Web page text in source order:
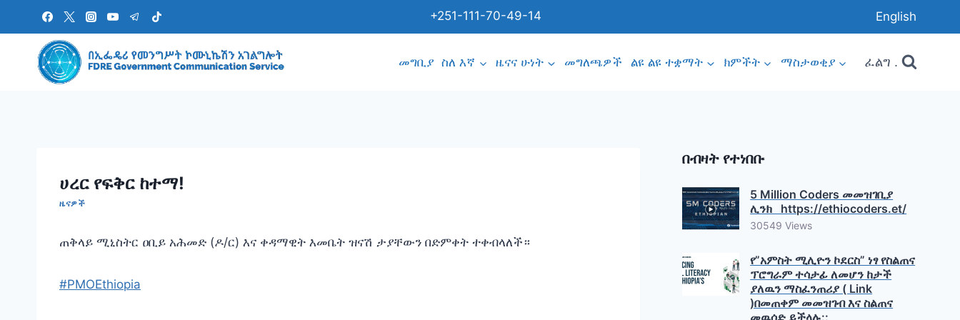
content
+251-111-70-49-14 English
መግቢያ ስለ እኛ ዜናና ሁነት መግለጫዎች ልዩ ልዩ ተቋማት ክምችት ማስታወቂያ ፈልግ .
ሀረር የፍቅር ከተማ!
ዜናዎች
‎ጠቅላይ ሚኒስትር ዐቢይ አሕመድ (ዶ/ር) እና ቀዳማዊት እመቤት ዝናሽ ታያቸውን በድምቀት ተቀብላለች።
#PMOEthiopia
በብዛት የተነበቡ
5 Million Coders መመዝገቢያ
ሊንክ https://ethiocoders.et/
30549 Views
የ”አምስት ሚሊዮን ኮደርስ” ነፃ የስልጠና
ፕሮግራም ተሳታፊ ለመሆን ከታች
ያለዉን ማስፈንጠሪያ ( Link
)በመጠቀም መመዝገብ እና ስልጠና
መዉሰድ ይችላሉ::